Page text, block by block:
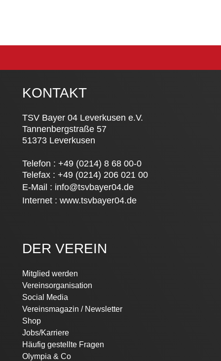
KONTAKT
TSV Bayer 04 Leverkusen e.V.
Tannenbergstraße 57
51373 Leverkusen
Telefon : +49 (0214) 8 68 00-0
Telefax : +49 (0214) 206 021 00
E-Mail : info@tsvbayer04.de
Internet : www.tsvbayer04.de
DER VEREIN
Navigation
überspringen
Mitglied werden
Vereinsorganisation
Social Media
Vereinsmagazin / Newsletter
Shop
Jobs/Karriere
Häufig gestellte Fragen
Olympia & Co